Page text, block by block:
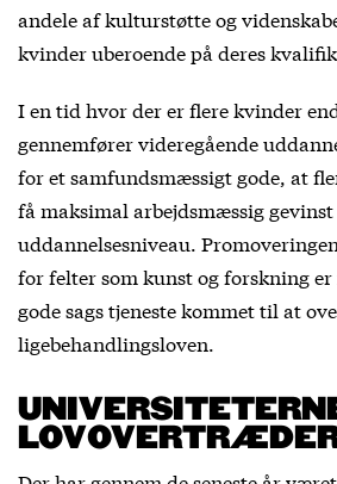
andele af kulturstøtte og
kvinder uberoende på deres
I en tid hvor der er flere kvinder
gennemfører videregående
for et samfundsmæssigt gode, at
få maksimal arbejdsmæssig
uddannelsesniveau.
for felter som kunst og forskning
gode sags tjeneste kommet til at
ligebehandlingsloven.